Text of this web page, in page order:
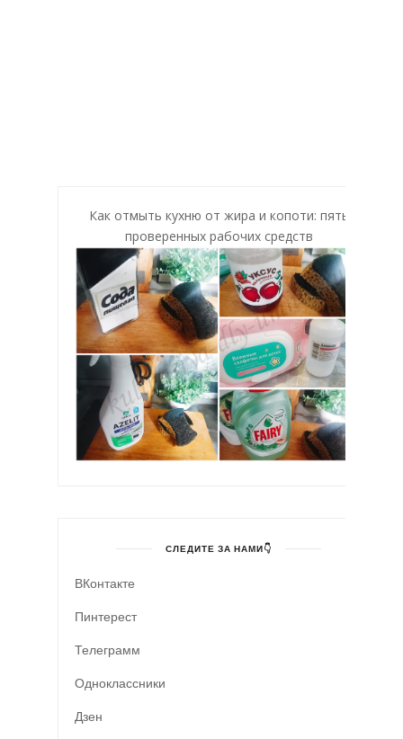
Как отмыть кухню от жира и копоти: пять
проверенных рабочих средств
СЛЕДИТЕ ЗА НАМИ👇
ВКонтакте
Пинтерест
Телеграмм
Одноклассники
Дзен